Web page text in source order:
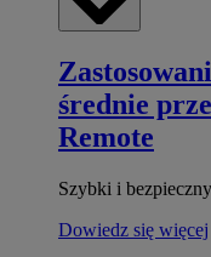
średnie
Remote
Szybki i
Dowiedz się więcej